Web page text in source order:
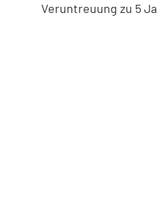
Veruntreuung zu 5